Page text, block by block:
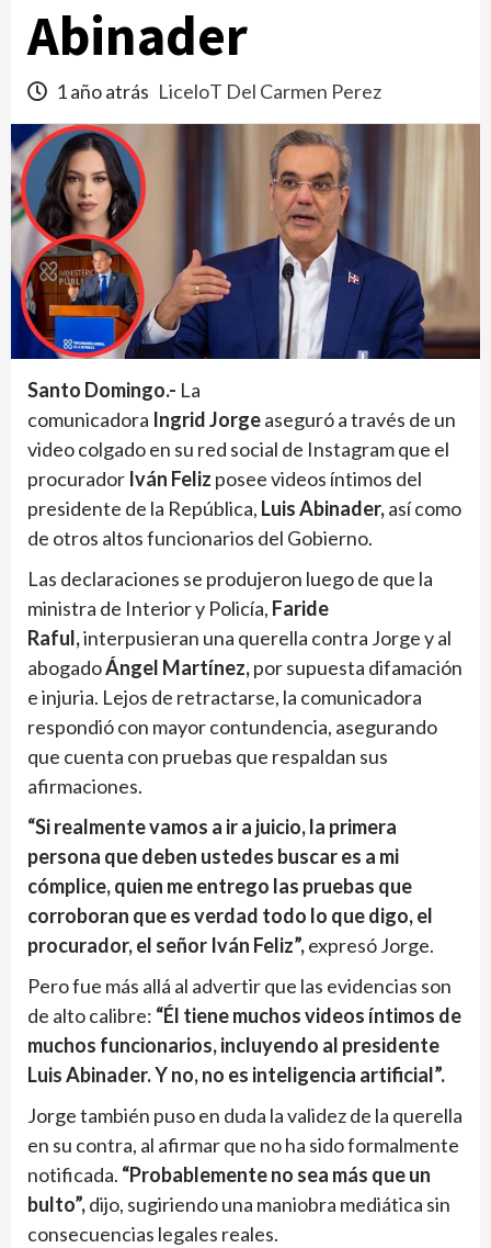
Abinader
1 año atrás LiceloT Del Carmen Perez
Santo Domingo.- La
comunicadora Ingrid Jorgeaseguró a través de un
video colgado en su red social de Instagram que el
procurador Iván Feliz posee videos íntimos del
presidente de la República, Luis Abinader,así como
de otros altos funcionarios del Gobierno.
Las declaraciones se produjeron luego de que la
ministra de Interior y Policía, Faride
Raful,interpusieran una querella contra Jorge y al
abogadoÁngel Martínez,por supuesta difamación
e injuria. Lejos de retractarse, la comunicadora
respondió con mayor contundencia, asegurando
que cuenta con pruebas que respaldan sus
afirmaciones.
“Si realmente vamos a ir a juicio, la primera
persona que deben ustedes buscar es a mi
cómplice, quien me entrego las pruebas que
corroboran que es verdad todo lo que digo, el
procurador, el señor Iván Feliz”,expresó Jorge.
Pero fue más allá al advertir que las evidencias son
de alto calibre: “Él tiene muchos videos íntimos de
muchos funcionarios, incluyendo al presidente
Luis Abinader. Y no, no es inteligencia artificial”.
Jorge también puso en duda la validez de la querella
en su contra, al afirmar que no ha sido formalmente
notificada. “Probablemente no sea más que un
bulto”,dijo, sugiriendo una maniobra mediática sin
consecuencias legales reales.